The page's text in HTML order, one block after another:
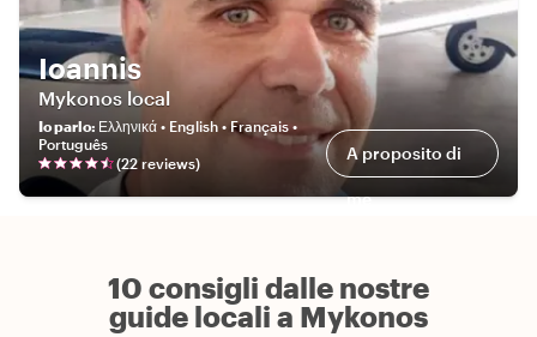
Ioannis
Mykonos local
Io parlo: Ελληνικά • English • Français •
Português
(22 reviews) A proposito di
me
10 consigli dalle nostre
guide locali a Mykonos